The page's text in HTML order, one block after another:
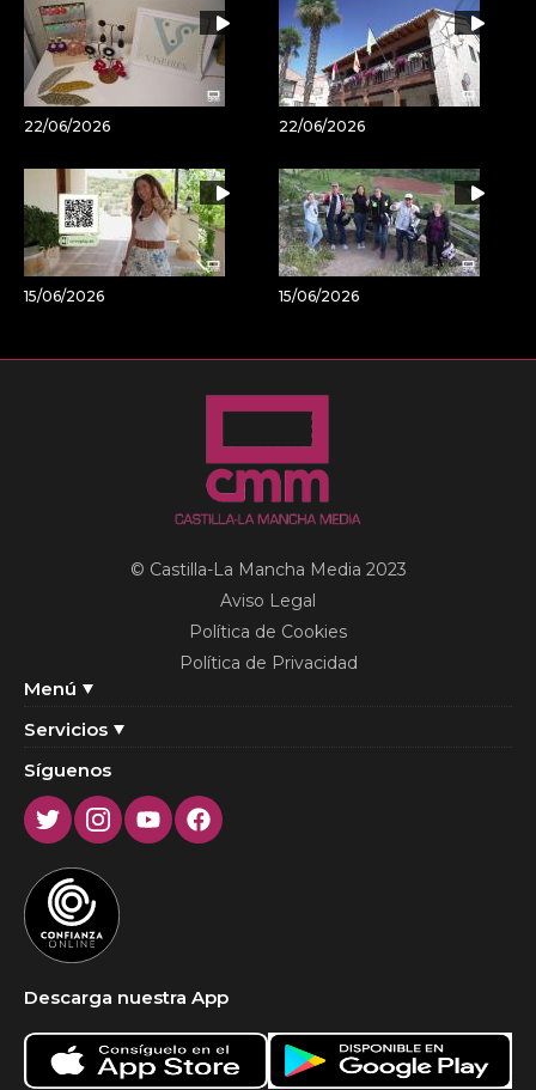
22/06/2026 22/06/2026
15/06/2026 15/06/2026
Menú
Servicios
© Castilla-La Mancha Media 2023
Aviso Legal
Política de Cookies
Política de Privacidad
Síguenos
TwitterInstagram
YoutubeFacebook
Descarga nuestra App